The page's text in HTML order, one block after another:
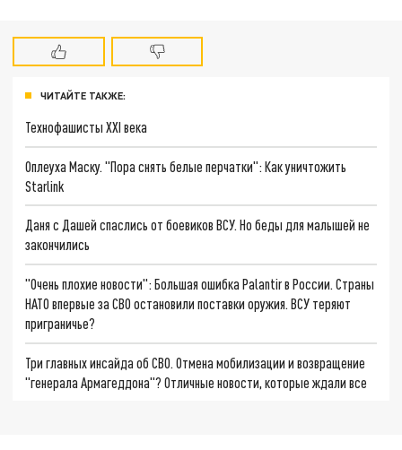
ЧИТАЙТЕ ТАКЖЕ:
Технофашисты XXI века
Оплеуха Маску. "Пора снять белые перчатки": Как уничтожить
Starlink
Даня с Дашей спаслись от боевиков ВСУ. Но беды для малышей не
закончились
"Очень плохие новости": Большая ошибка Palantir в России. Страны
НАТО впервые за СВО остановили поставки оружия. ВСУ теряют
приграничье?
Три главных инсайда об СВО. Отмена мобилизации и возвращение
"генерала Армагеддона"? Отличные новости, которые ждали все